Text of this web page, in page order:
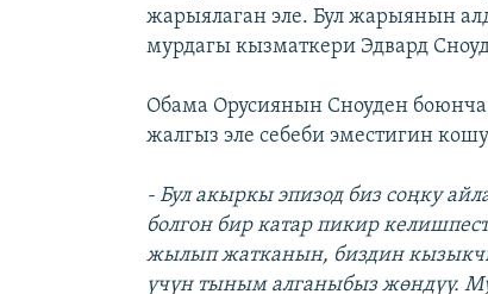
жарыялаган эле. Бул жарыянын
мурдагы кызматкери Эдвард
Обама Орусиянын Сноуден
жалгыз эле себеби эместигин
- Бул акыркы эпизод биз соңку
болгон бир катар пикир
жылып жатканын, биздин
үчүн тыным алганыбыз жөндүү.